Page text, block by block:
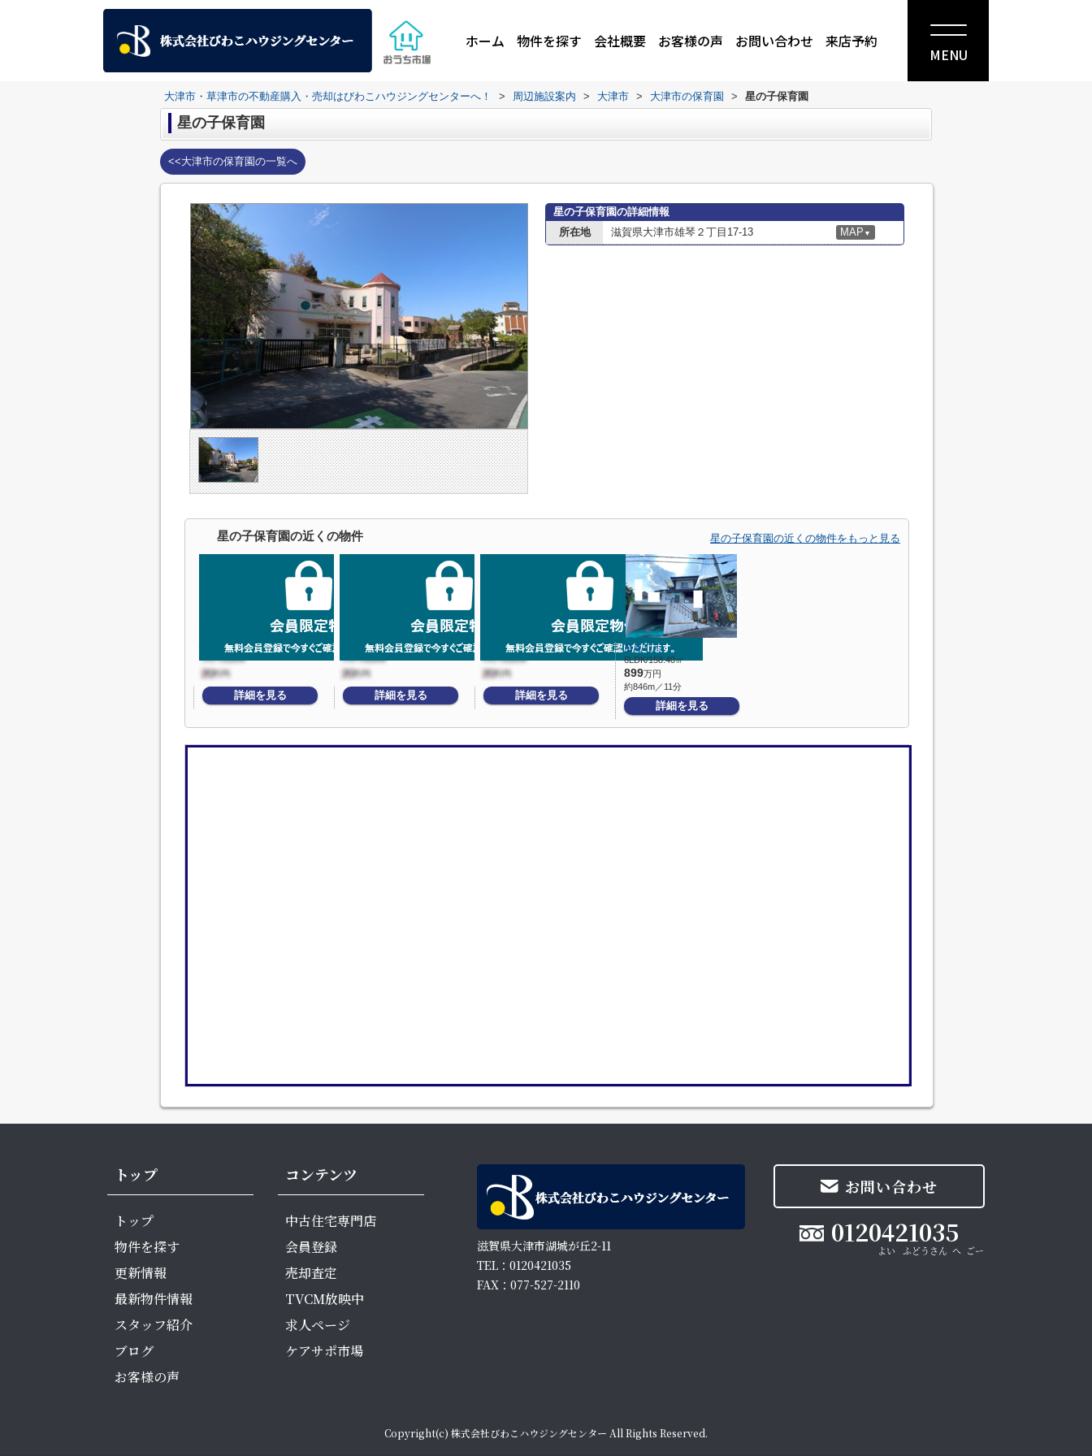
ホーム 物件を探す 会社概要 お客様の声 お問い合わせ 来店予約
MENU
大津市・草津市の不動産購入・売却はびわこハウジングセンターへ！ > 周辺施設案内 > 大津市 > 大津市の保育園 > 星の子保育園
星の子保育園
<<大津市の保育園の一覧へ
星の子保育園の詳細情報
所在地
滋賀県大津市雄琴２丁目17-13 MAP ▼
星の子保育園の近くの物件 星の子保育園の近くの物件をもっと見る
詳細を見る 詳細を見る 詳細を見る
苗鹿2丁目
6LDK/158.40㎡
899万円
約846m／11分
詳細を見る
トップ
トップ
物件を探す
更新情報
最新物件情報
スタッフ紹介
ブログ
お客様の声
コンテンツ
中古住宅専門店
会員登録
売却査定
TVCM放映中
求人ページ
ケアサポ市場
滋賀県大津市湖城が丘2-11
TEL：0120421035
FAX：077-527-2110
お問い合わせ
0120421035
Copyright(c) 株式会社びわこハウジングセンター All Rights Reserved.